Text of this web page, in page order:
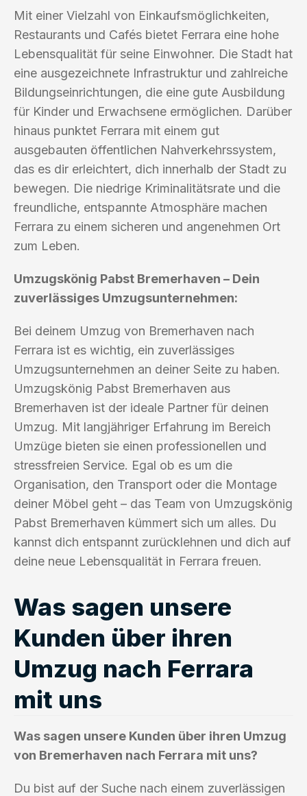
Mit einer Vielzahl von Einkaufsmöglichkeiten,
Restaurants und Cafés bietet Ferrara eine hohe
Lebensqualität für seine Einwohner. Die Stadt hat
eine ausgezeichnete Infrastruktur und zahlreiche
Bildungseinrichtungen, die eine gute Ausbildung
für Kinder und Erwachsene ermöglichen. Darüber
hinaus punktet Ferrara mit einem gut
ausgebauten öffentlichen Nahverkehrssystem,
das es dir erleichtert, dich innerhalb der Stadt zu
bewegen. Die niedrige Kriminalitätsrate und die
freundliche, entspannte Atmosphäre machen
Ferrara zu einem sicheren und angenehmen Ort
zum Leben.
Umzugskönig Pabst Bremerhaven – Dein
zuverlässiges Umzugsunternehmen:
Bei deinem Umzug von Bremerhaven nach
Ferrara ist es wichtig, ein zuverlässiges
Umzugsunternehmen an deiner Seite zu haben.
Umzugskönig Pabst Bremerhaven aus
Bremerhaven ist der ideale Partner für deinen
Umzug. Mit langjähriger Erfahrung im Bereich
Umzüge bieten sie einen professionellen und
stressfreien Service. Egal ob es um die
Organisation, den Transport oder die Montage
deiner Möbel geht – das Team von Umzugskönig
Pabst Bremerhaven kümmert sich um alles. Du
kannst dich entspannt zurücklehnen und dich auf
deine neue Lebensqualität in Ferrara freuen.
Was sagen unsere
Kunden über ihren
Umzug nach Ferrara
mit uns
Was sagen unsere Kunden über ihren Umzug
von Bremerhaven nach Ferrara mit uns?
Du bist auf der Suche nach einem zuverlässigen